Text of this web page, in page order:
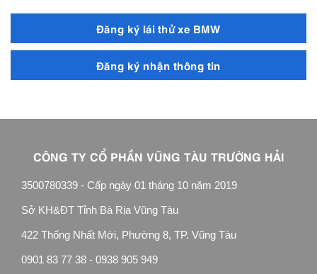
Đăng ký lái thử xe BMW
Đăng ký nhận thông tin
CÔNG TY CỔ PHẦN VŨNG TÀU TRƯỜNG HẢI
3500780339 - Cấp ngày 01 tháng 10 năm 2019
Sở KH&ĐT Tỉnh Bà Rịa Vũng Tàu
422 Thống Nhất Mới, Phường 8, TP. Vũng Tàu
0901 83 77 38 - 0938 905 949